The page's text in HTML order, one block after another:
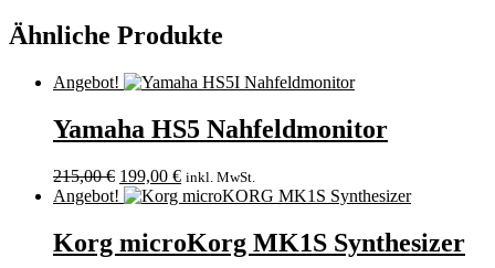
Ähnliche Produkte
Angebot!
Yamaha HS5 Nahfeldmonitor
215,00€ 199,00 € inkl. MwSt.
Angebot!
Korg microKorg MK1S Synthesizer